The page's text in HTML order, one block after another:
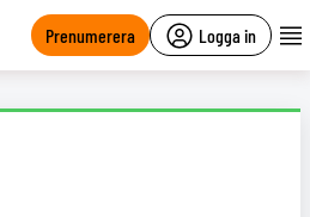
Prenumerera Logga in